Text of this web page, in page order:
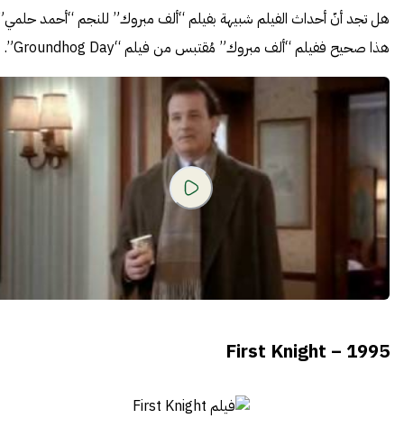
هل تجد أنّ أحداث الفيلم شبيهة بفيلم “ألف مبروك” للنجم “أحمد
هذا صحيح ففيلم “ألف مبروك” مُقتبس من فيلم “Groundhog Day”.
First Knight – 1995